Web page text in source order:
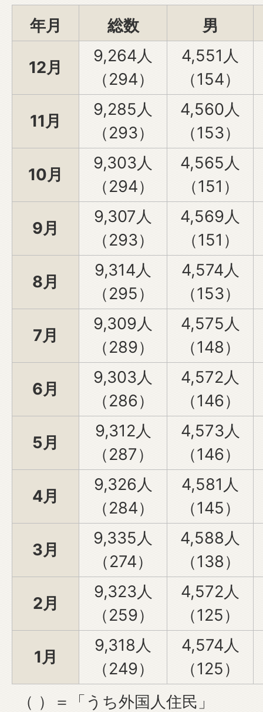
年月
総数 男
12月
9,264人
（294）
4,551人
（154）
11月
9,285人
（293）
4,560人
（153）
10月
9,303人
（294）
4,565人
（151）
9月
9,307人
（293）
4,569人
（151）
8月
9,314人
（295）
4,574人
（153）
7月
9,309人
（289）
4,575人
（148）
6月
9,303人
（286）
4,572人
（146）
5月
9,312人
（287）
4,573人
（146）
4月
9,326人
（284）
4,581人
（145）
3月
9,335人
（274）
4,588人
（138）
2月
9,323人
（259）
4,572人
（125）
1月
9,318人
（249）
4,574人
（125）
（ ）＝「うち外国人住民」